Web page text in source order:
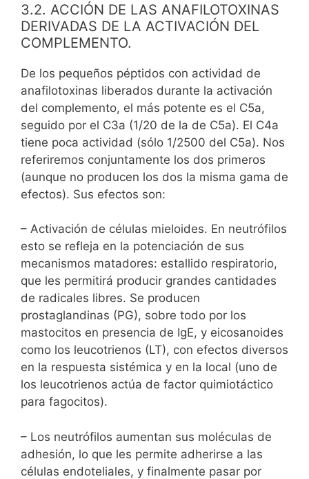
3.2. ACCIÓN DE LAS ANAFILOTOXINAS
DERIVADAS DE LA ACTIVACIÓN DEL
COMPLEMENTO.
De los pequeños péptidos con actividad de
anafilotoxinas liberados durante la activación
del complemento, el más potente es el C5a,
seguido por el C3a (1/20 de la de C5a). El C4a
tiene poca actividad (sólo 1/2500 del C5a). Nos
referiremos conjuntamente los dos primeros
(aunque no producen los dos la misma gama de
efectos). Sus efectos son:
– Activación de células mieloides. En neutrófilos
esto se refleja en la potenciación de sus
mecanismos matadores: estallido respiratorio,
que les permitirá producir grandes cantidades
de radicales libres. Se producen
prostaglandinas (PG), sobre todo por los
mastocitos en presencia de IgE, y eicosanoides
como los leucotrienos (LT), con efectos diversos
en la respuesta sistémica y en la local (uno de
los leucotrienos actúa de factor quimiotáctico
para fagocitos).
– Los neutrófilos aumentan sus moléculas de
adhesión, lo que les permite adherirse a las
células endoteliales, y finalmente pasar por